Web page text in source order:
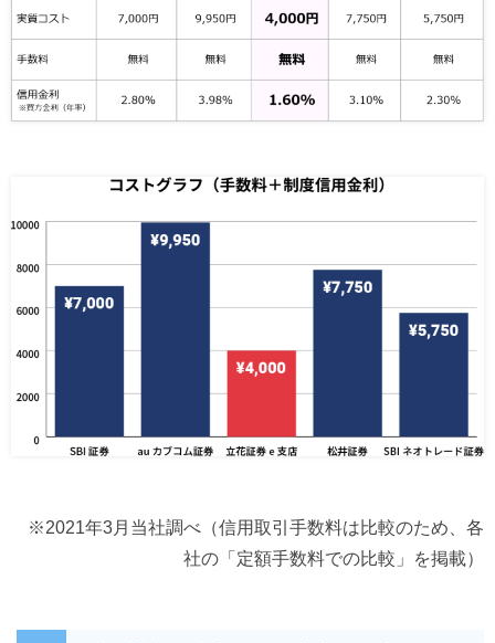
※2021年3月当社調べ（信用取引手数料は比較のため、各
社の「定額手数料での比較」を掲載）